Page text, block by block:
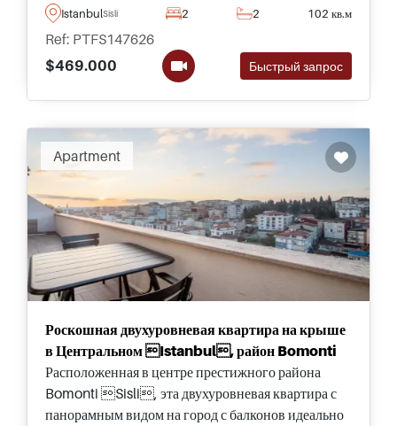
возможностью сразу заселиться, богатой
инфраструктурой и отличной ценой в центре
Стамбула.
IstanbulSisli 2 2 102 кв.м
Ref: PTFS147626
$469.000
Быстрый запрос
Apartment
Роскошная двухуровневая квартира на крыше
в Центральном Istanbul, район Bomonti
Расположенная в центре престижного района
Bomonti Sisli, эта двухуровневая квартира с
панорамным видом на город с балконов идеально